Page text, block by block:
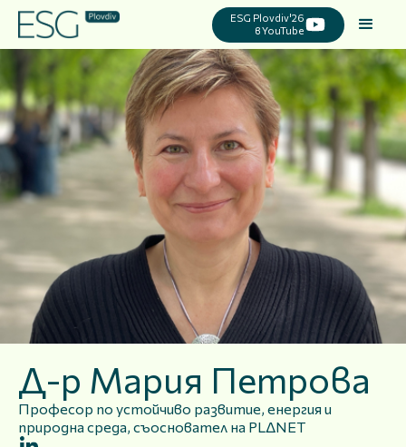
ESG Plovdiv'26
в YouTube
Д-р Мария Петрова
Професор по устойчиво развитие, енергия и
природна среда, съосновател на PLΔNET